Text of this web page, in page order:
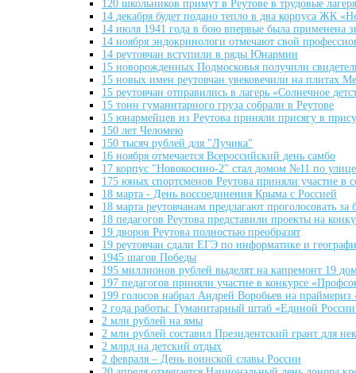
120 школьников примут в Реутове в трудовые лагеря
14 декабря будет подано тепло в два корпуса ЖК
14 июля 1941 года в бою впервые была применена
14 ноября эндокринологи отмечают свой
14 реутовчан вступили в ряды Юнармии
15 новорожденных Подмосковья получили
15 новых имен реутовчан увековечили на плитах
15 реутовчан отправились в лагерь «Солнечное
15 тонн гуманитарного груза собрали в Реутове
15 юнармейцев из Реутова приняли присягу в
150 лет Челомею
150 тысяч рублей для "Лучика"
16 ноября отмечается Всероссийский день самбо
17 корпус "Новокосино-2" стал домом №11 по
175 юных спортсменов Реутова приняли участие в
18 марта - День воссоединения Крыма с Россией
18 марта реутовчанам предлагают проголосовать за
18 педагогов Реутова представили проекты на
19 дворов Реутова полностью преобразят
19 реутовчан сдали ЕГЭ по информатике и
1945 шагов Победы
195 миллионов рублей выделят на капремонт 19
197 педагогов приняли участие в конкурсе
199 голосов набрал Андрей Воробьев на
2 года работы: Гуманитарный штаб «Единой
2 млн рублей на ямы
2 млн рублей составил Президентский грант для
2 млрд на детский отдых
2 февраля – День воинской славы России